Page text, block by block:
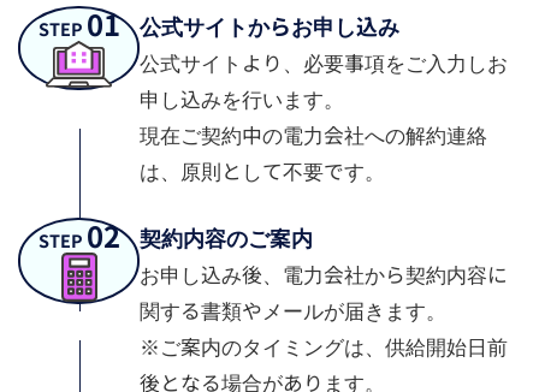
STEP01 公式サイトからお申し込み
公式サイトより、必要事項をご入力しお
申し込みを行います。
現在ご契約中の電力会社への解約連絡
は、原則として不要です。
STEP02 契約内容のご案内
お申し込み後、電力会社から契約内容に
関する書類やメールが届きます。
※ご案内のタイミングは、供給開始日前
後となる場合があります。